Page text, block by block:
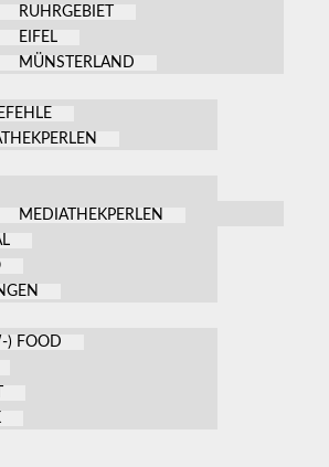
RUHRGEBIET
EIFEL
MÜNSTERLAND
MEDIATHEKPERLEN
) FOOD